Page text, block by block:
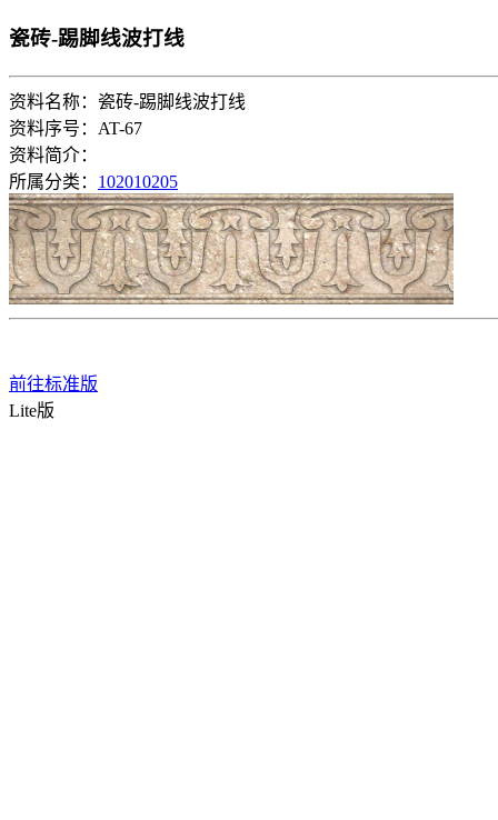
瓷砖-踢脚线波打线
资料名称：瓷砖-踢脚线波打线
资料序号：AT-67
资料简介：
所属分类： 102010205
前往标准版
Lite版